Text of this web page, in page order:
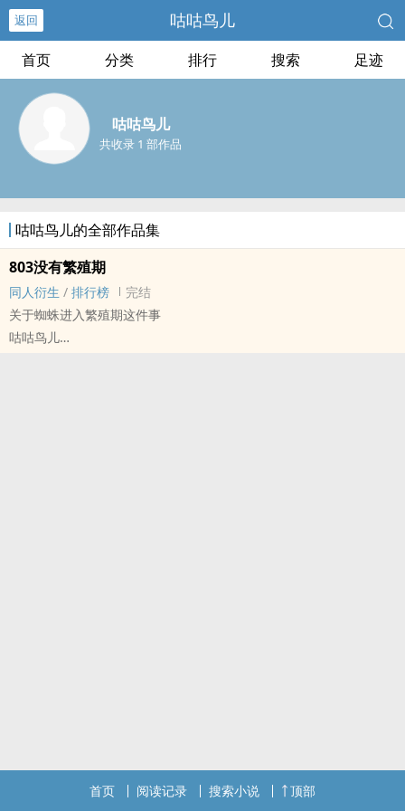
返回 咕咕鸟儿
首页 分类 排行 搜索 足迹
咕咕鸟儿
共收录 1 部作品
咕咕鸟儿的全部作品集
803没有繁殖期
同人衍生 / 排行榜
完结
关于蜘蛛进入繁殖期这件事
咕咕鸟儿
首页 阅读记录 搜索小说 顶部